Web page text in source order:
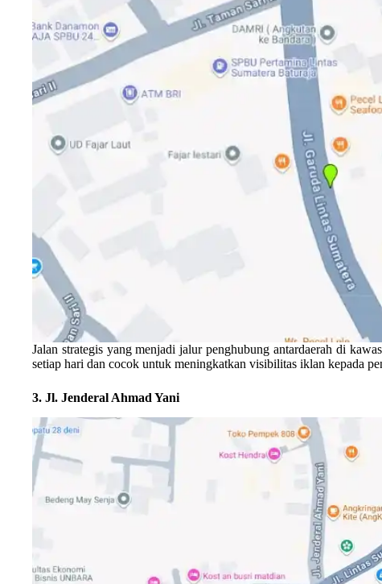
Jalan strategis yang menjadi jalur penghubung antardaerah di
setiap hari dan cocok untuk meningkatkan visibilitas iklan kepada
3. Jl. Jenderal Ahmad Yani